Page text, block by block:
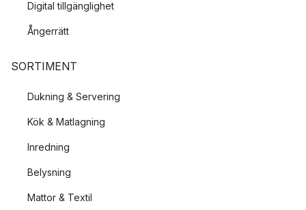
Digital tillgänglighet
Ångerrätt
SORTIMENT
Dukning & Servering
Kök & Matlagning
Inredning
Belysning
Mattor & Textil